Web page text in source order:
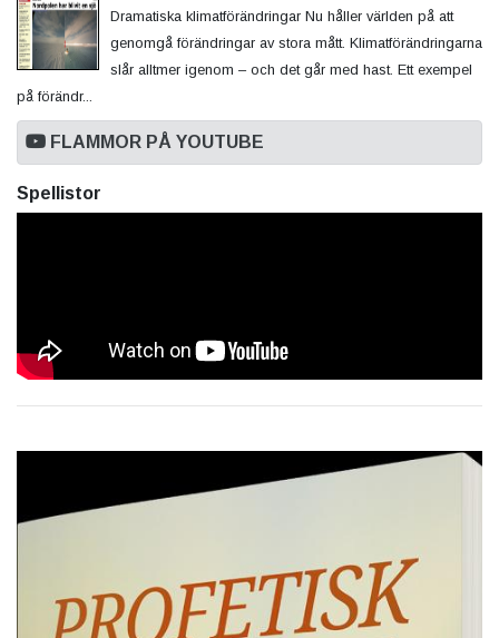
Dramatiska klimatförändringar Nu håller världen på att
genomgå förändringar av stora mått. Klimatförändringarna
slår alltmer igenom – och det går med hast. Ett exempel
på förändr...
FLAMMOR PÅ YOUTUBE
Spellistor